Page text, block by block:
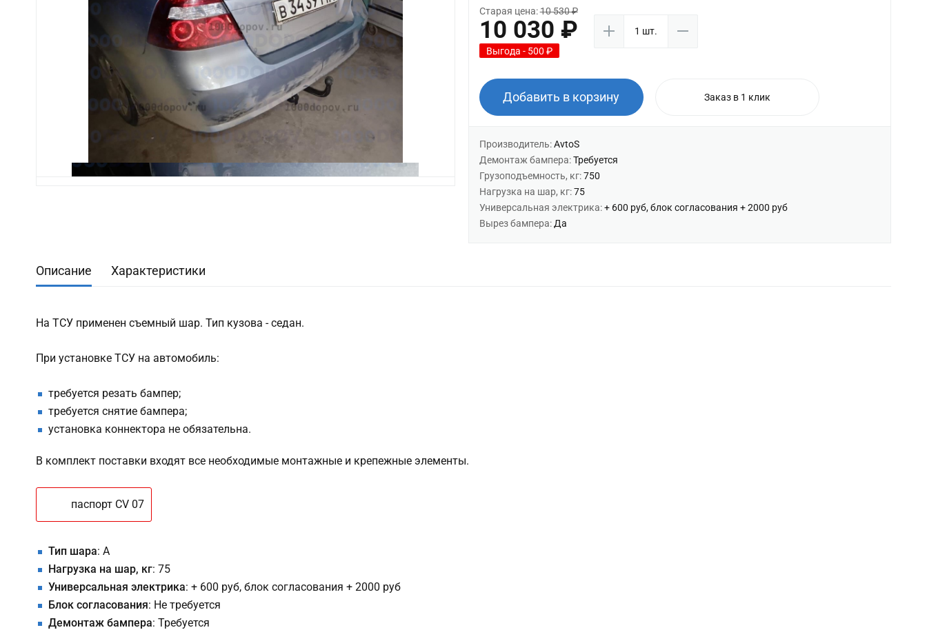
Старая цена:10 530 ₽
10 030 ₽
Выгода - 500 ₽
Добавить в корзину Заказ в 1 клик
Производитель:AvtoS
Демонтаж бампера:Требуется
Грузоподъемность, кг:750
Нагрузка на шар, кг:75
Универсальная электрика:+ 600 руб, блок согласования + 2000 руб
Вырез бампера: Да
Описание Характеристики
На ТСУ применен съемный шар. Тип кузова - седан.
При установке ТСУ на автомобиль:
требуется резать бампер;
требуется снятие бампера;
установка коннектора не обязательна.
В комплект поставки входят все необходимые монтажные и крепежные элементы.
паспорт CV 07
Тип шара: A
Нагрузка на шар, кг: 75
Универсальная электрика: + 600 руб, блок согласования + 2000 руб
Блок согласования: Не требуется
Демонтаж бампера: Требуется